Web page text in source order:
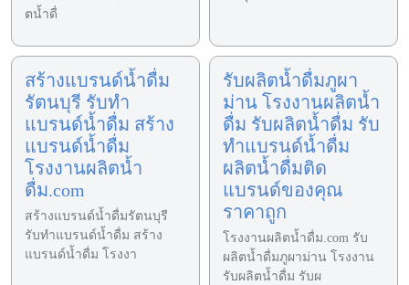
ตน้ำดื่
สร้างแบรนด์น้ำดื่ม
รัตนบุรี รับทำ
แบรนด์น้ำดื่ม สร้าง
แบรนด์น้ำดื่ม
โรงงานผลิตน้ำ
ดื่ม.com
สร้างแบรนด์น้ำดื่มรัตนบุรี
รับทำแบรนด์น้ำดื่ม สร้าง
แบรนด์น้ำดื่ม โรงงา
รับผลิตน้ำดื่มภูผา
ม่าน โรงงานผลิตน้ำ
ดื่ม รับผลิตน้ำดื่ม รับ
ทำแบรนด์น้ำดื่ม
ผลิตน้ำดื่มติด
แบรนด์ของคุณ
ราคาถูก
โรงงานผลิตน้ำดื่ม.com รับ
ผลิตน้ำดื่มภูผาม่าน โรงงาน
รับผลิตน้ำดื่ม รับผ